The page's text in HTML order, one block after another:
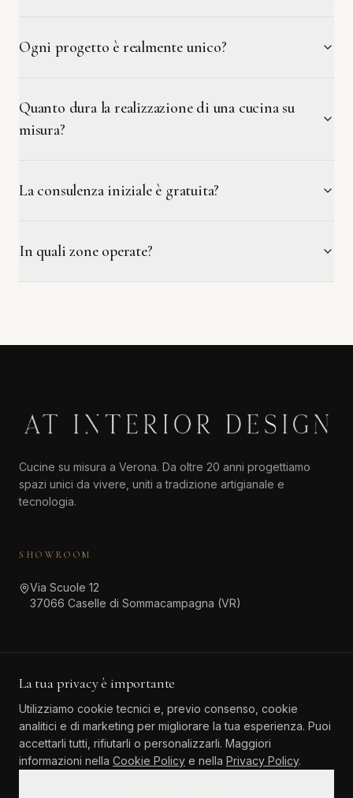
Ogni progetto è realmente unico?
Quanto dura la realizzazione di una cucina su
misura?
La consulenza iniziale è gratuita?
In quali zone operate?
Cucine su misura a Verona. Da oltre 20 anni progettiamo
spazi unici da vivere, uniti a tradizione artigianale e
tecnologia.
SHOWROOM
Via Scuole 12
37066 Caselle di Sommacampagna (VR)
045 511 6381
info@atinteriordesign.it
tarallo.agostino@pec.it
La tua privacy è importante
Utilizziamo cookie tecnici e, previo consenso, cookie
analitici e di marketing per migliorare la tua esperienza. Puoi
accettarli tutti, rifiutarli o personalizzarli. Maggiori
informazioni nella Cookie Policy e nella Privacy Policy.